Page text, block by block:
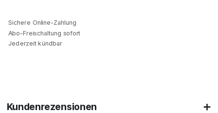
Sichere Online-Zahlung
Abo-Freischaltung sofort
Jederzeit kündbar
Kundenrezensionen